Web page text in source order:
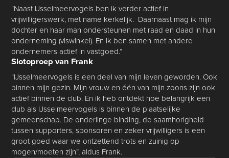
“Naast IJsselmeervogels ben ik verder actief in
vrijwilligerswerk, met name kerkelijk. Daarnaast mag ik mijn
dochter en haar man ondersteunen met raad en daad in hun
onderneming (viswinkel). En ik ben samen met andere
ondernemers actief in vastgoed.”
Slotoproep van Frank
“IJsselmeervogels is een deel van mijn leven geworden. Ook
binnen mijn gezin. Mijn vrouw en één van mijn zoons zijn ook
actief binnen de club. En ik heb ontdekt hoe belangrijk een
club als IJsselmeervogels is binnen de plaatselijke
gemeenschap. De onderlinge binding, de saamhorigheid
tussen supporters, sponsoren en zeker vrijwilligers is een
groot goed waar we ontzettend trots en zuinig op
mogen/moeten zijn”, aldus Frank.